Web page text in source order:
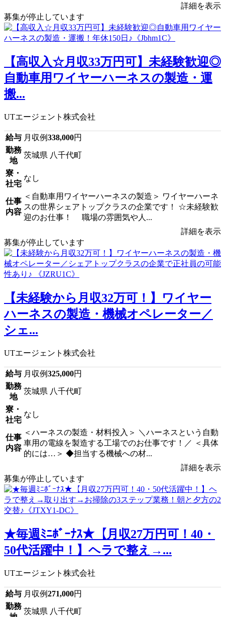
詳細を表示
募集が停止しています
【高収入☆月収33万円可】未経験歓迎◎
自動車用ワイヤーハーネスの製造・運
搬...
UTエージェント株式会社
給与 月収例338,000円
勤務
地
茨城県 八千代町
寮・
社宅
なし
仕事
内容
＜自動車用ワイヤーハーネスの製造＞ ワイヤーハーネ
スの世界シェアトップクラスの企業です！ ☆未経験歓
迎のお仕事！ 職場の雰囲気や人...
詳細を表示
募集が停止しています
【未経験から月収32万可！】ワイヤー
ハーネスの製造・機械オペレーター／
シェ...
UTエージェント株式会社
給与 月収例325,000円
勤務
地
茨城県 八千代町
寮・
社宅
なし
仕事
内容
＜ハーネスの製造・材料投入＞ ＼ハーネスという自動
車用の電線を製造する工場でのお仕事です！／ ＜具体
的には…＞ ◆担当する機械への材...
詳細を表示
募集が停止しています
★毎週ﾐﾆﾎﾞｰﾅｽ★【月収27万円可！40・
50代活躍中！】ヘラで整え→...
UTエージェント株式会社
給与 月収例271,000円
勤務
茨城県 八千代町